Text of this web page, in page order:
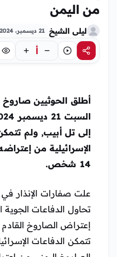
من اليمن
ليلى الشيخ 21 ديسمبر، 2024
مشاركةاستماع أ
أطلق الحوثيين صاروخ
إلى تل أبيب, ولم
الإسرائيلية من
14 شخص.
علت صفارات الإنذار
تحاول الدفاعات الجوية
إعتراض الصاروخ
تتمكن الدفاعات